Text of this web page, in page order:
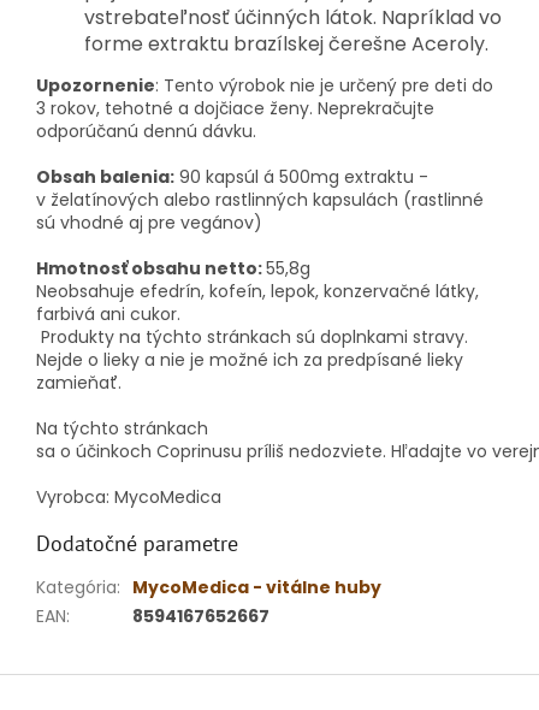
vstrebateľnosť účinných látok. Napríklad vo
forme extraktu brazílskej čerešne Aceroly.
Upozornenie: Tento výrobok nie je určený pre deti do
3 rokov, tehotné a dojčiace ženy. Neprekračujte
odporúčanú dennú dávku.
Obsah balenia: 90 kapsúl á 500mg extraktu -
v želatínových alebo rastlinných kapsulách (rastlinné
sú vhodné aj pre vegánov)
Hmotnosť obsahu netto:55,8g
Neobsahuje efedrín, kofeín, lepok, konzervačné látky,
farbivá ani cukor.
Produkty na týchto stránkach sú doplnkami stravy.
Nejde o lieky a nie je možné ich za predpísané lieky
zamieňať.
Na týchto stránkach
sa o účinkoch Coprinusu príliš nedozviete. Hľadajte vo
Vyrobca: MycoMedica
Dodatočné parametre
Kategória: MycoMedica - vitálne huby
EAN: 8594167652667